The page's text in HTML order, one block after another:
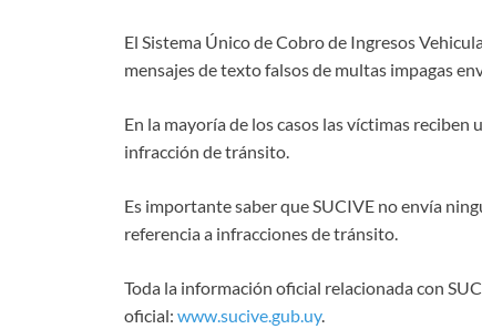
El Sistema Único de Cobro de Ingresos
mensajes de texto falsos de multas impagas
En la mayoría de los casos las víctimas
infracción de tránsito.
Es importante saber que SUCIVE no envía
referencia a infracciones de tránsito.
Toda la información oficial relacionada con
oficial: www.sucive.gub.uy.